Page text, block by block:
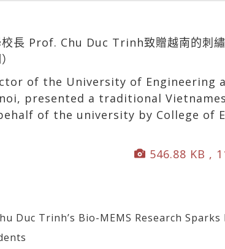
長 Prof. Chu Duc Trinh致贈越南的刺
of the University of Engineering
presented a traditional
of the university by College of
546.88 KB ,
Duc Trinh’s Bio-MEMS Research